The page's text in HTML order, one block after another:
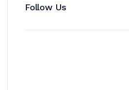
Follow Us